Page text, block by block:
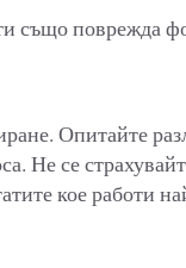
също поврежда
Опитайте
Не се
кое работи